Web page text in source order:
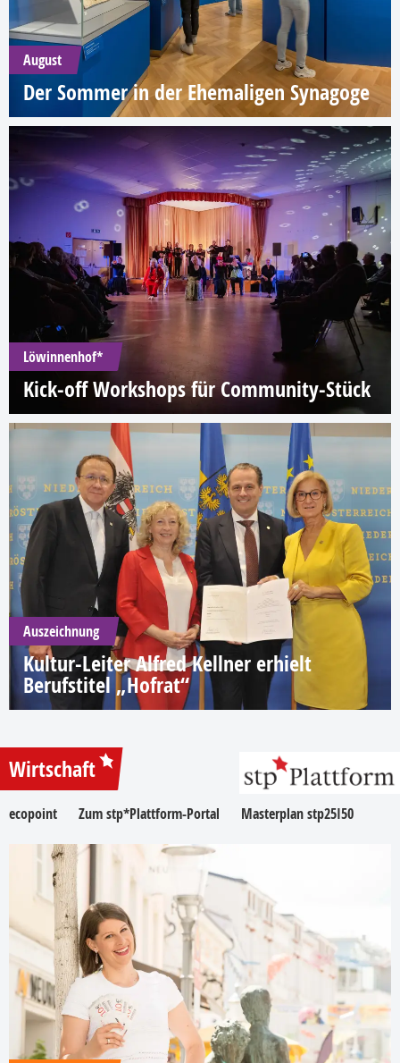
August
Der Sommer in der Ehemaligen Synagoge
Löwinnenhof*
Kick-off Workshops für Community-Stück
Auszeichnung
Kultur-Leiter Alfred Kellner erhielt
Berufstitel „Hofrat“
Wirtschaft
ecopoint Zum stp*Plattform-Portal Masterplan stp25I50